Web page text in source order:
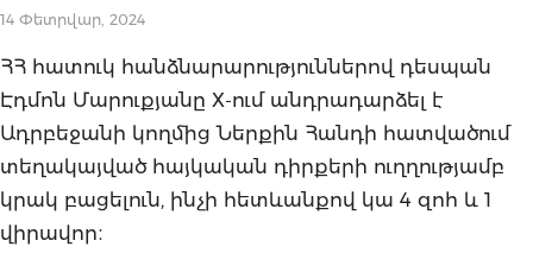
14 Փետրվար, 2024
ՀՀ հատուկ հանձնարարություններով դեսպան
Էդմոն Մարուքյանը X-ում անդրադարձել է
Ադրբեջանի կողմից Ներքին Հանդի հատվածում
տեղակայված հայկական դիրքերի ուղղությամբ
կրակ բացելուն, ինչի հետևանքով կա 4 զոհ և 1
վիրավոր։